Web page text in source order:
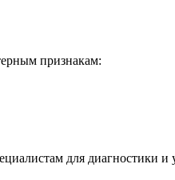
признакам:
для